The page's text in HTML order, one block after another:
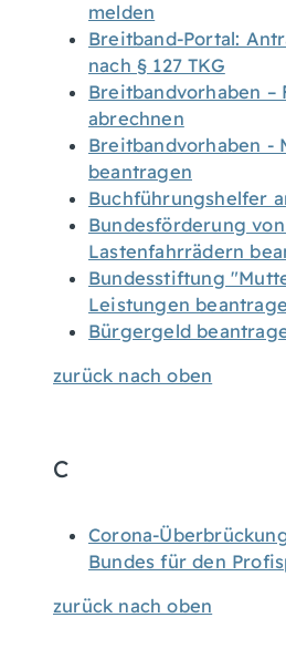
melden
Breitband-Portal:
nach § 127 TKG
Breitbandvorhaben –
abrechnen
Breitbandvorhaben -
beantragen
Buchführungshelfer
Bundesförderung
Lastenfahrrädern
Bundesstiftung
Leistungen
Bürgergeld
zurück nach oben
C
Corona-
Bundes für den
zurück nach oben